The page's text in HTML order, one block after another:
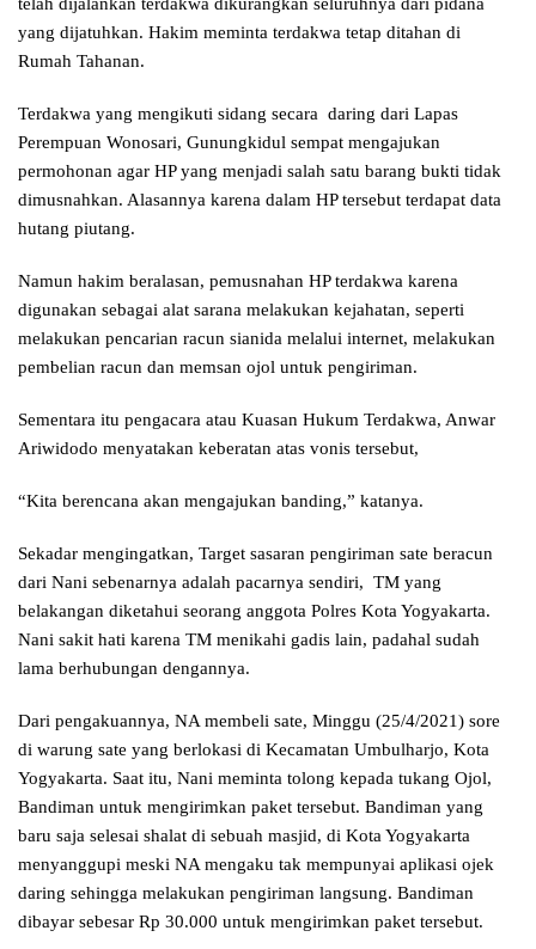
yang dijatuhkan. Hakim meminta terdakwa tetap ditahan di
Rumah Tahanan.
Terdakwa yang mengikuti sidang secara daring dari Lapas
Perempuan Wonosari, Gunungkidul sempat mengajukan
permohonan agar HP yang menjadi salah satu barang bukti tidak
dimusnahkan. Alasannya karena dalam HP tersebut terdapat data
hutang piutang.
Namun hakim beralasan, pemusnahan HP terdakwa karena
digunakan sebagai alat sarana melakukan kejahatan, seperti
melakukan pencarian racun sianida melalui internet, melakukan
pembelian racun dan memsan ojol untuk pengiriman.
Sementara itu pengacara atau Kuasan Hukum Terdakwa, Anwar
Ariwidodo menyatakan keberatan atas vonis tersebut,
“Kita berencana akan mengajukan banding,” katanya.
Sekadar mengingatkan, Target sasaran pengiriman sate beracun
dari Nani sebenarnya adalah pacarnya sendiri, TM yang
belakangan diketahui seorang anggota Polres Kota Yogyakarta.
Nani sakit hati karena TM menikahi gadis lain, padahal sudah
lama berhubungan dengannya.
Dari pengakuannya, NA membeli sate, Minggu (25/4/2021) sore
di warung sate yang berlokasi di Kecamatan Umbulharjo, Kota
Yogyakarta. Saat itu, Nani meminta tolong kepada tukang Ojol,
Bandiman untuk mengirimkan paket tersebut. Bandiman yang
baru saja selesai shalat di sebuah masjid, di Kota Yogyakarta
menyanggupi meski NA mengaku tak mempunyai aplikasi ojek
daring sehingga melakukan pengiriman langsung. Bandiman
dibayar sebesar Rp 30.000 untuk mengirimkan paket tersebut.